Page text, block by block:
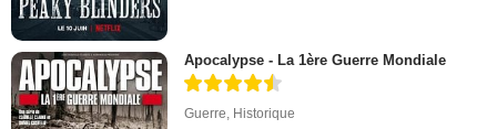
Apocalypse - La 1ère Guerre Mondiale
Guerre Historique